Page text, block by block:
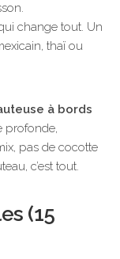
qui change tout. Un
thaï ou
à bords
profonde,
pas de cocotte
c’est tout.
(15